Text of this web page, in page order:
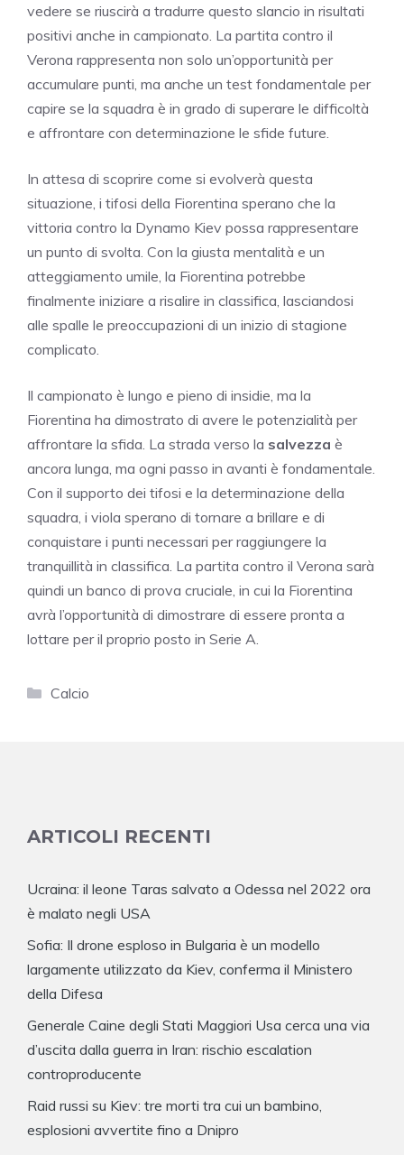
vedere se riuscirà a tradurre questo slancio in risultati
positivi anche in campionato. La partita contro il
Verona rappresenta non solo un’opportunità per
accumulare punti, ma anche un test fondamentale per
capire se la squadra è in grado di superare le difficoltà
e affrontare con determinazione le sfide future.
In attesa di scoprire come si evolverà questa
situazione, i tifosi della Fiorentina sperano che la
vittoria contro la Dynamo Kiev possa rappresentare
un punto di svolta. Con la giusta mentalità e un
atteggiamento umile, la Fiorentina potrebbe
finalmente iniziare a risalire in classifica, lasciandosi
alle spalle le preoccupazioni di un inizio di stagione
complicato.
Il campionato è lungo e pieno di insidie, ma la
Fiorentina ha dimostrato di avere le potenzialità per
affrontare la sfida. La strada verso la salvezza è
ancora lunga, ma ogni passo in avanti è fondamentale.
Con il supporto dei tifosi e la determinazione della
squadra, i viola sperano di tornare a brillare e di
conquistare i punti necessari per raggiungere la
tranquillità in classifica. La partita contro il Verona sarà
quindi un banco di prova cruciale, in cui la Fiorentina
avrà l’opportunità di dimostrare di essere pronta a
lottare per il proprio posto in Serie A.
Categorie
Calcio
ARTICOLI RECENTI
Ucraina: il leone Taras salvato a Odessa nel 2022 ora
è malato negli USA
Sofia: Il drone esploso in Bulgaria è un modello
largamente utilizzato da Kiev, conferma il Ministero
della Difesa
Generale Caine degli Stati Maggiori Usa cerca una via
d’uscita dalla guerra in Iran: rischio escalation
controproducente
Raid russi su Kiev: tre morti tra cui un bambino,
esplosioni avvertite fino a Dnipro